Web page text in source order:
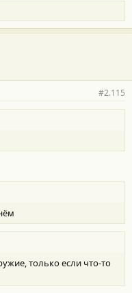
#2.115
только если что-то